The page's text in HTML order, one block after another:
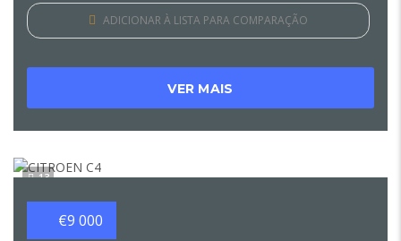
ADICIONAR À LISTA PARA COMPARAÇÃO
VER MAIS
13
€9 000